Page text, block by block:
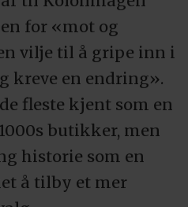
for «mot og
vilje til å gripe inn i
kreve en endring».
fleste kjent som en
butikker, men
historie som en
å tilby et mer